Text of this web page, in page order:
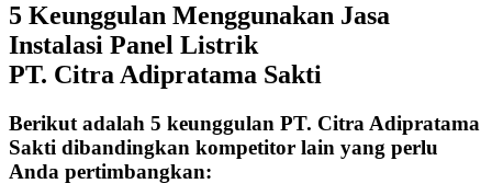
5 Keunggulan Menggunakan Jasa
Instalasi Panel Listrik
PT. Citra Adipratama Sakti
Berikut adalah 5 keunggulan PT. Citra Adipratama
Sakti dibandingkan kompetitor lain yang perlu
Anda pertimbangkan: